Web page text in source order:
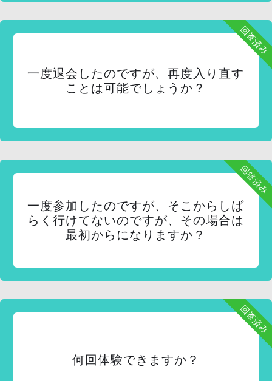
回答済み
一度退会したのですが、再度入り直す
ことは可能でしょうか？
回答済み
一度参加したのですが、そこからしば
らく行けてないのですが、その場合は
最初からになりますか？
回答済み
何回体験できますか？